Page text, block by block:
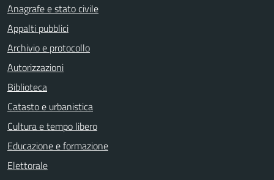
Anagrafe e stato civile
Appalti pubblici
Archivio e protocollo
Autorizzazioni
Biblioteca
Catasto e urbanistica
Cultura e tempo libero
Educazione e formazione
Elettorale